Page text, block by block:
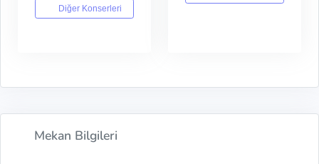
Diğer Konserleri
Mekan Bilgileri